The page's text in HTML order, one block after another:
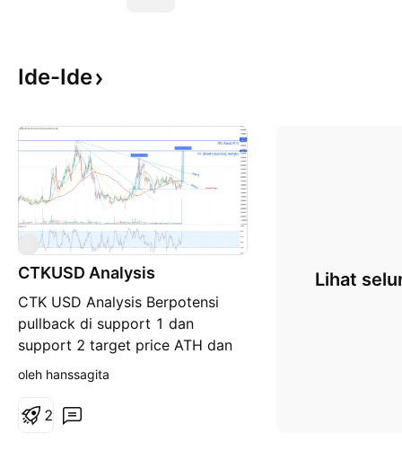
Ide-Ide
CTKUSD Analysis
CTK USD Analysis Berpotensi
pullback di support 1 dan
support 2 target price ATH dan
descending triangle
oleh hanssagita
2
Lihat